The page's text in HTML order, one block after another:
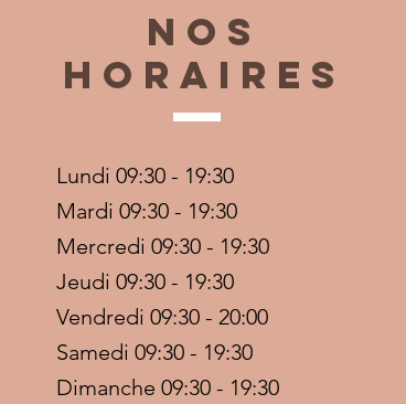
Nos
horaires
Lundi 09:30 - 19:30
Mardi 09:30 - 19:30
Mercredi 09:30 - 19:30
Jeudi 09:30 - 19:30
Vendredi 09:30 - 20:00
Samedi 09:30 - 19:30
Dimanche 09:30 - 19:30